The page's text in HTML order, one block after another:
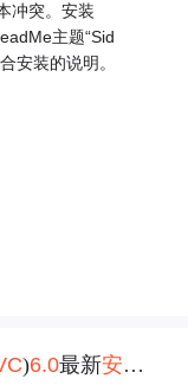
冲突。安装
主题“Sid
安装的说明。
)6.0最新安装